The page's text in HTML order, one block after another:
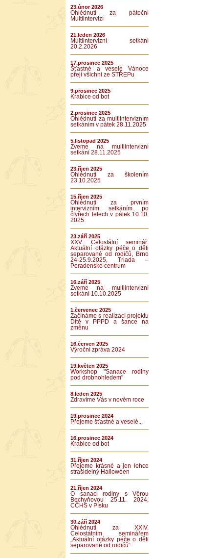
23.únor 2026
Ohlédnutí za páteční
Multiintervizí
21.leden 2026
Multiintervizní setkání
20.2.2026
17.prosinec 2025
Šťastné a veselé Vánoce
přejí všichni ze STŘEPu
9.prosinec 2025
Krabice od bot
2.prosinec 2025
Ohlédnutí za multiintervizním
setkáním v pátek 28.11.2025
5.listopad 2025
Zveme na multiintervizní
setkání 28.11.2025
23.říjen 2025
Ohlédnutí za školením
23.10.2025
15.říjen 2025
Ohlédnutí za prvním
intervizním setkáním po
čtyřech letech v pátek 10.10.
2025
23.září 2025
XXV. Celostátní seminář:
Aktuální otázky péče o děti
separované od rodičů, Brno
24-25.9.2025, Triada –
Poradenské centrum
16.září 2025
Zveme na multiintervizní
setkání 10.10.2025
1.červenec 2025
Začínáme s realizací projektu
Dítě v PPPD a šance na
změnu
16.červen 2025
Výroční zpráva 2024
19.květen 2025
Workshop "Sanace rodiny
pod drobnohledem"
8.leden 2025
Zdravíme Vás v novém roce
19.prosinec 2024
Přejeme šťastné a veselé...
16.prosinec 2024
Krabice od bot
31.říjen 2024
Přejeme krásné a jen lehce
strašidelný Halloween
21.říjen 2024
O sanaci rodiny s Věrou
Bechyňovou 25.11. 2024,
CČHS v Písku
30.září 2024
Ohlédnutí za XXIV.
Celostátním seminářem
„Aktuální otázky péče o děti
separované od rodičů“